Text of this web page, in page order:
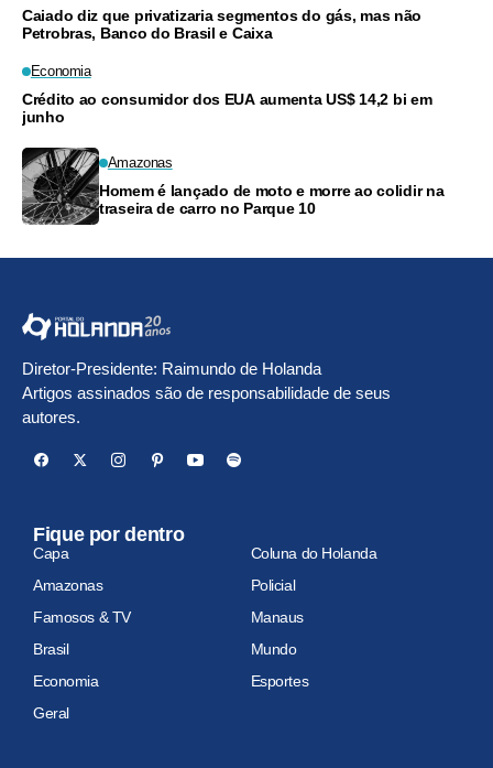
Caiado diz que privatizaria segmentos do gás, mas não
Petrobras, Banco do Brasil e Caixa
Economia
Crédito ao consumidor dos EUA aumenta US$ 14,2 bi em
junho
Amazonas
Homem é lançado de moto e morre ao colidir na
traseira de carro no Parque 10
Diretor-Presidente: Raimundo de Holanda
Artigos assinados são de responsabilidade de seus
autores.
Fique por dentro
Capa
Coluna do Holanda
Amazonas
Policial
Famosos & TV
Manaus
Brasil
Mundo
Economia
Esportes
Geral